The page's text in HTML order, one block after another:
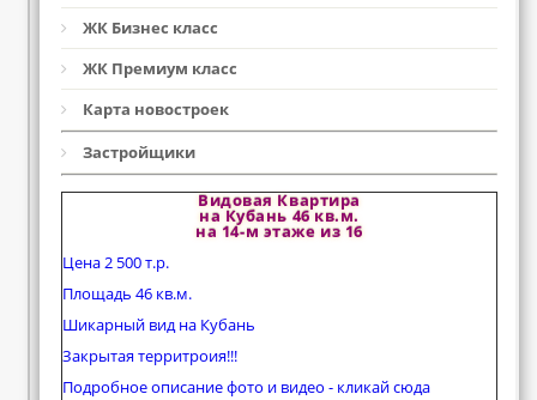
ЖК Бизнес класс
ЖК Премиум класс
Карта новостроек
Застройщики
Видовая Квартира
на Кубань 46 кв.м.
на 14-м этаже из 16
Цена 2 500 т.р.
Площадь 46 кв.м.
Шикарный вид на Кубань
Закрытая территроия!!!
Подробное описание фото и видео - кликай сюда